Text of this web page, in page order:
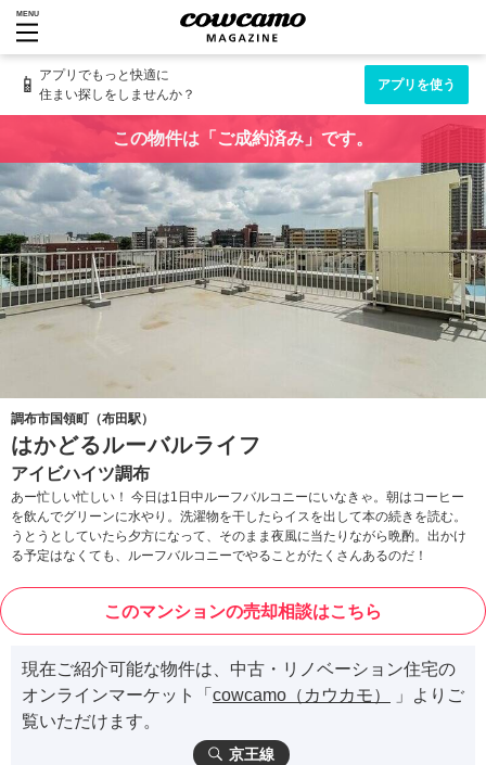
MENU
📱 アプリでもっと快適に
住まい探しをしませんか？
アプリを使う
この物件は「ご成約済み」です。
調布市国領町（布田駅）
はかどるルーバルライフ
アイビハイツ調布
あー忙しい忙しい！ 今日は1日中ルーフバルコニーにいなきゃ。朝はコーヒー
を飲んでグリーンに水やり。洗濯物を干したらイスを出して本の続きを読む。
うとうとしていたら夕方になって、そのまま夜風に当たりながら晩酌。出かけ
る予定はなくても、ルーフバルコニーでやることがたくさんあるのだ！
このマンションの売却相談はこちら
現在ご紹介可能な物件は、中古・リノベーション住宅の
オンラインマーケット「 cowcamo（カウカモ）
」よりご
覧いただけます。
京王線